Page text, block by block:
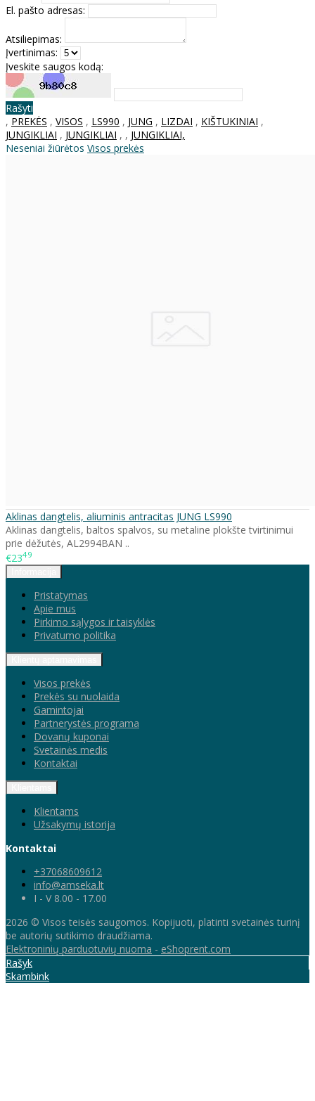
El. pašto adresas:
Atsiliepimas:
Įvertinimas:
Įveskite saugos kodą:
Rašyti
, PREKĖS , VISOS , LS990 , JUNG , LIZDAI , KIŠTUKINIAI ,
JUNGIKLIAI , JUNGIKLIAI , , JUNGIKLIAI,
Neseniai žiūrėtos Visos prekės
Aklinas dangtelis, aliuminis antracitas JUNG LS990
Aklinas dangtelis, baltos spalvos, su metaline plokšte tvirtinimui
prie dėžutės, AL2994BAN ..
€2349
Pristatymas
Apie mus
Pirkimo sąlygos ir taisyklės
Privatumo politika
Visos prekės
Prekės su nuolaida
Gamintojai
Partnerystės programa
Dovanų kuponai
Svetainės medis
Kontaktai
Klientams
Užsakymų istorija
Kontaktai
+37068609612
info@amseka.lt
I - V 8.00 - 17.00
2026 © Visos teisės saugomos. Kopijuoti, platinti svetainės turinį
be autorių sutikimo draudžiama.
Elektroninių parduotuvių nuoma - eShoprent.com
Rašyk
Skambink